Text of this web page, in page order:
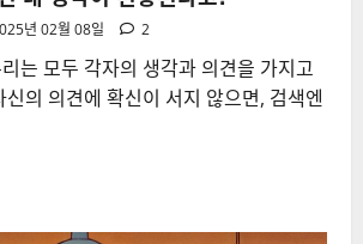
년 02월 08일 2
는 모두 각자의 생각과 의견을 가지고
의 의견에 확신이 서지 않으면, 검색엔